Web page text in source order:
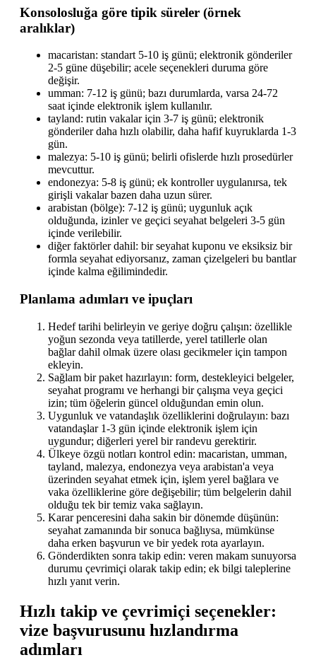
Konsolosluğa göre tipik süreler (örnek
aralıklar)
macaristan: standart 5-10 iş günü; elektronik gönderiler
2-5 güne düşebilir; acele seçenekleri duruma göre
değişir.
umman: 7-12 iş günü; bazı durumlarda, varsa 24-72
saat içinde elektronik işlem kullanılır.
tayland: rutin vakalar için 3-7 iş günü; elektronik
gönderiler daha hızlı olabilir, daha hafif kuyruklarda 1-3
gün.
malezya: 5-10 iş günü; belirli ofislerde hızlı prosedürler
mevcuttur.
endonezya: 5-8 iş günü; ek kontroller uygulanırsa, tek
girişli vakalar bazen daha uzun sürer.
arabistan (bölge): 7-12 iş günü; uygunluk açık
olduğunda, izinler ve geçici seyahat belgeleri 3-5 gün
içinde verilebilir.
diğer faktörler dahil: bir seyahat kuponu ve eksiksiz bir
formla seyahat ediyorsanız, zaman çizelgeleri bu bantlar
içinde kalma eğilimindedir.
Planlama adımları ve ipuçları
Hedef tarihi belirleyin ve geriye doğru çalışın: özellikle
yoğun sezonda veya tatillerde, yerel tatillerle olan
bağlar dahil olmak üzere olası gecikmeler için tampon
ekleyin.
Sağlam bir paket hazırlayın: form, destekleyici belgeler,
seyahat programı ve herhangi bir çalışma veya geçici
izin; tüm öğelerin güncel olduğundan emin olun.
Uygunluk ve vatandaşlık özelliklerini doğrulayın: bazı
vatandaşlar 1-3 gün içinde elektronik işlem için
uygundur; diğerleri yerel bir randevu gerektirir.
Ülkeye özgü notları kontrol edin: macaristan, umman,
tayland, malezya, endonezya veya arabistan'a veya
üzerinden seyahat etmek için, işlem yerel bağlara ve
vaka özelliklerine göre değişebilir; tüm belgelerin dahil
olduğu tek bir temiz vaka sağlayın.
Karar penceresini daha sakin bir dönemde düşünün:
seyahat zamanında bir sonuca bağlıysa, mümkünse
daha erken başvurun ve bir yedek rota ayarlayın.
Gönderdikten sonra takip edin: veren makam sunuyorsa
durumu çevrimiçi olarak takip edin; ek bilgi taleplerine
hızlı yanıt verin.
Hızlı takip ve çevrimiçi seçenekler:
vize başvurusunu hızlandırma
adımları